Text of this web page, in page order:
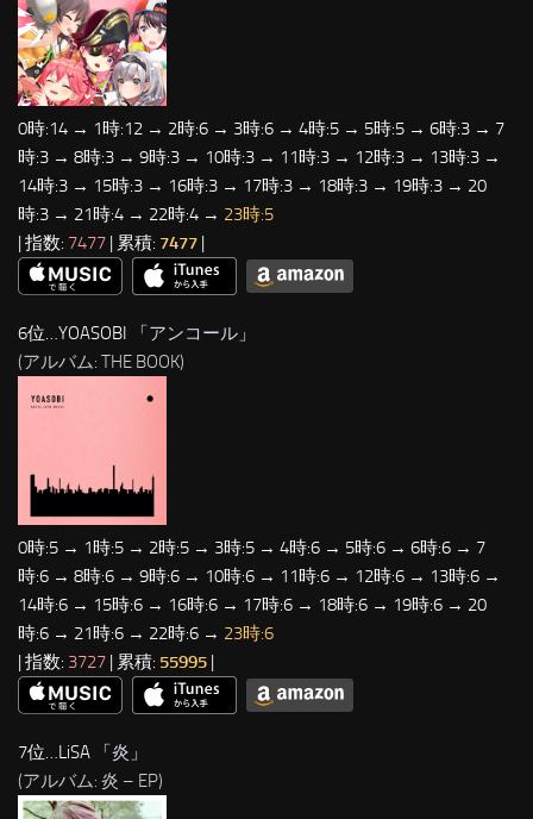
0時:14 → 1時:12 → 2時:6 → 3時:6 → 4時:5 → 5時:5 → 6時:3 → 7
時:3 → 8時:3 → 9時:3 → 10時:3 → 11時:3 → 12時:3 → 13時:3 →
14時:3 → 15時:3 → 16時:3 → 17時:3 → 18時:3 → 19時:3 → 20
時:3 → 21時:4 → 22時:4 → 23時:5
| 指数: 7477 | 累積: 7477 |
6位…YOASOBI 「アンコール 」
(アルバム: THE BOOK)
0時:5 → 1時:5 → 2時:5 → 3時:5 → 4時:6 → 5時:6 → 6時:6 → 7
時:6 → 8時:6 → 9時:6 → 10時:6 → 11時:6 → 12時:6 → 13時:6 →
14時:6 → 15時:6 → 16時:6 → 17時:6 → 18時:6 → 19時:6 → 20
時:6 → 21時:6 → 22時:6 → 23時:6
| 指数: 3727 | 累積: 55995 |
7位…LiSA 「 炎 」
(アルバム: 炎 – EP)